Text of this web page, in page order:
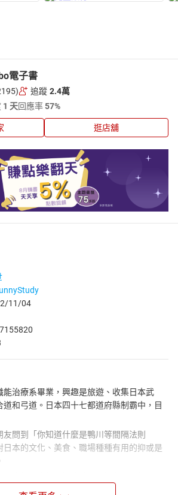
電子書
追蹤 2.4萬
1 天回應率57%
逛店舖
11/04
能治療系畢業，興趣是旅遊、收集日本武
和弓道。日本四十七都道府縣制霸中，目
問到「你知道什麼是鴨川等間隔法則
日本的文化、美食、職場種種有用的抑或是
的文化磨合中挖掘各式各樣的沒用小知識，